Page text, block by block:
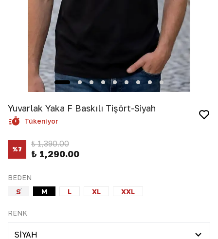
Yuvarlak Yaka F Baskılı Tişört-Siyah
Tükeniyor
%7
₺ 1,390.00
₺ 1,290.00
BEDEN
S
M L XL XXL
RENK